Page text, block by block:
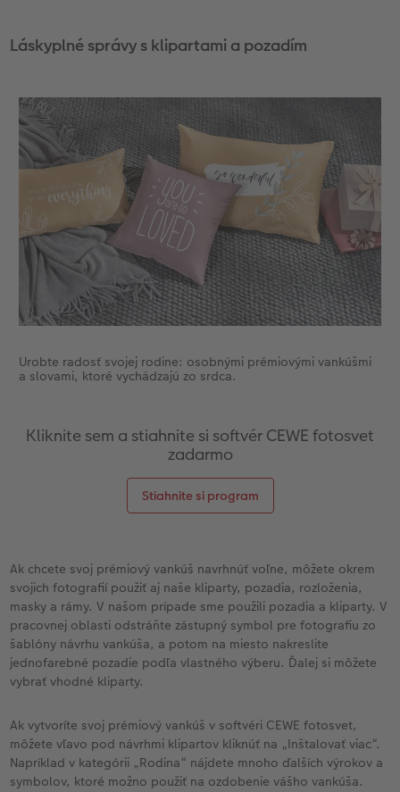
Láskyplné správy s klipartami a pozadím
Urobte radosť svojej rodine: osobnými prémiovými vankúšmi
a slovami, ktoré vychádzajú zo srdca.
Kliknite sem a stiahnite si softvér CEWE fotosvet
zadarmo
Stiahnite si program
Ak chcete svoj prémiový vankúš navrhnúť voľne, môžete okrem
svojich fotografií použiť aj naše kliparty, pozadia, rozloženia,
masky a rámy. V našom prípade sme použili pozadia a kliparty. V
pracovnej oblasti odstráňte zástupný symbol pre fotografiu zo
šablóny návrhu vankúša, a potom na miesto nakreslite
jednofarebné pozadie podľa vlastného výberu. Ďalej si môžete
vybrať vhodné kliparty.
Ak vytvoríte svoj prémiový vankúš v softvéri CEWE fotosvet,
môžete vľavo pod návrhmi klipartov kliknúť na „Inštalovať viac“.
Napríklad v kategórii „Rodina“ nájdete mnoho ďalších výrokov a
symbolov, ktoré možno použiť na ozdobenie vášho vankúša.